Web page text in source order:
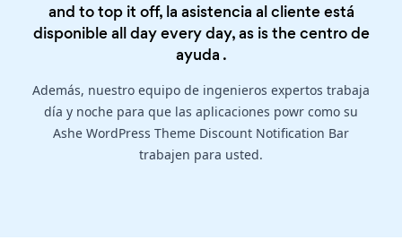
and to top it off, la asistencia al cliente está
disponible all day every day, as is thecentro de
ayuda .
Además, nuestro equipo de ingenieros expertos trabaja
día y noche para que las aplicaciones powr como su
Ashe WordPress Theme Discount Notification Bar
trabajen para usted.